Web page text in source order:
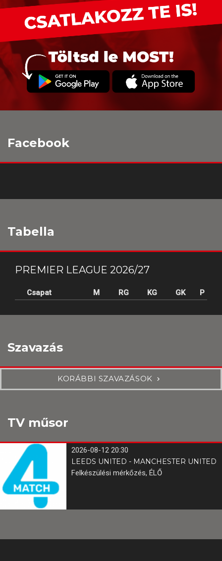
Facebook
Tabella
PREMIER LEAGUE 2026/27
Csapat M RG KG GK P
Szavazás
KORÁBBI SZAVAZÁSOK
TV műsor
2026-08-12 20:30
LEEDS UNITED - MANCHESTER UNITED
Felkészülési mérkőzés, ÉLŐ